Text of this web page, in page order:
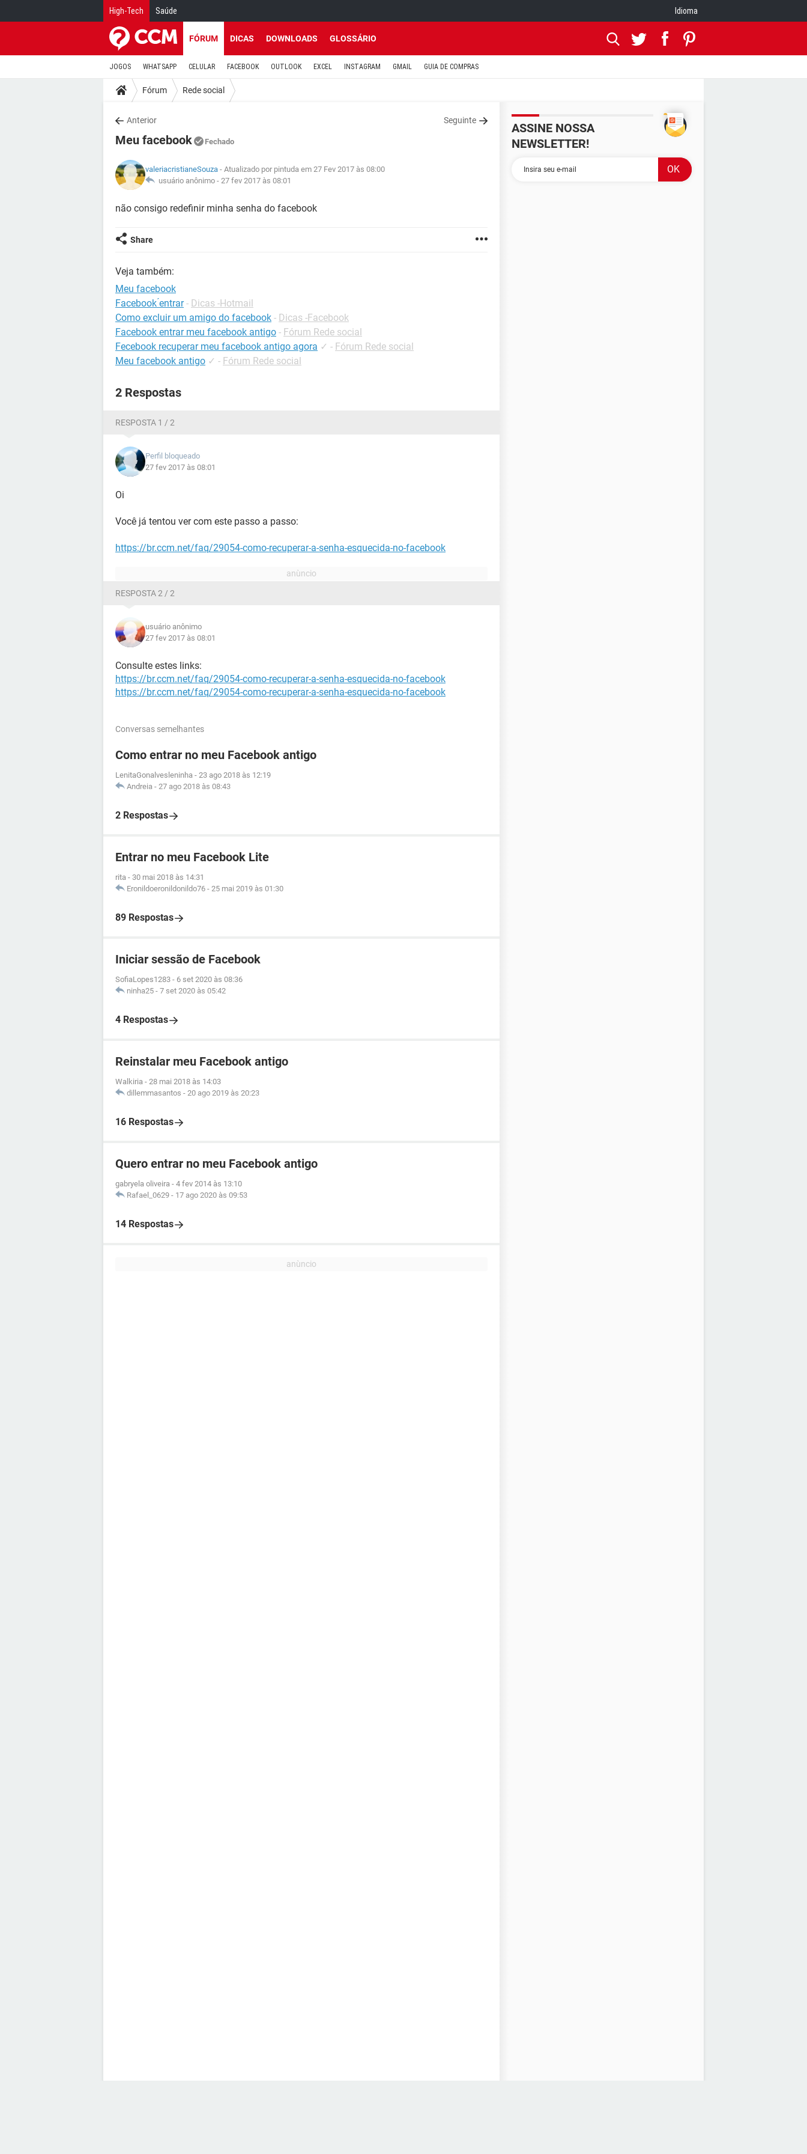
High-Tech Saúde Idioma
FÓRUM DICAS DOWNLOADS GLOSSÁRIO
JOGOS WHATSAPP CELULAR FACEBOOK OUTLOOK EXCEL INSTAGRAM GMAIL GUIA DE COMPRAS
Fórum Rede social
Anterior Seguinte
Meu facebook Fechado
valeriacristianeSouza - Atualizado por pintuda em 27 Fev 2017 às 08:00
usuário anônimo - 27 fev 2017 às 08:01
não consigo redefinir minha senha do facebook
Share
Veja também:
Meu facebook
Facebook ́entrar - Dicas -Hotmail
Como excluir um amigo do facebook - Dicas -Facebook
Facebook entrar meu facebook antigo - Fórum Rede social
Fecebook recuperar meu facebook antigo agora ✓ - Fórum Rede social
Meu facebook antigo ✓ - Fórum Rede social
2 Respostas
RESPOSTA 1 / 2
Perfil bloqueado
27 fev 2017 às 08:01
Oi
Você já tentou ver com este passo a passo:
https://br.ccm.net/faq/29054-como-recuperar-a-senha-esquecida-no-facebook
RESPOSTA 2 / 2
usuário anônimo
27 fev 2017 às 08:01
Consulte estes links:
https://br.ccm.net/faq/29054-como-recuperar-a-senha-esquecida-no-facebook
https://br.ccm.net/faq/29054-como-recuperar-a-senha-esquecida-no-facebook
Conversas semelhantes
Como entrar no meu Facebook antigo
LenitaGonalvesleninha - 23 ago 2018 às 12:19
Andreia - 27 ago 2018 às 08:43
2 Respostas
Entrar no meu Facebook Lite
rita - 30 mai 2018 às 14:31
Eronildoeronildonildo76 - 25 mai 2019 às 01:30
89 Respostas
Iniciar sessão de Facebook
SofiaLopes1283 - 6 set 2020 às 08:36
ninha25 - 7 set 2020 às 05:42
4 Respostas
Reinstalar meu Facebook antigo
Walkiria - 28 mai 2018 às 14:03
dillemmasantos - 20 ago 2019 às 20:23
16 Respostas
Quero entrar no meu Facebook antigo
gabryela oliveira - 4 fev 2014 às 13:10
Rafael_0629 - 17 ago 2020 às 09:53
14 Respostas
ASSINE NOSSA
NEWSLETTER!